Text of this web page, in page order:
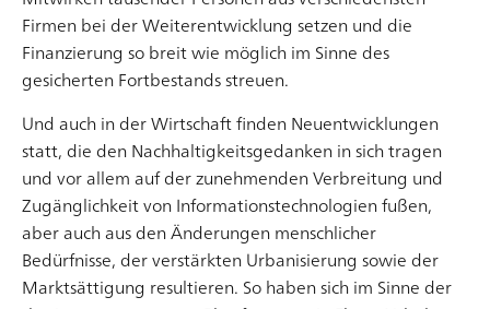
Auf der Suche nach Informationen helfen uns online
sogenannte Algorithmen dabei, schnell und ohne
große Mühen an Ergebnisse zu kommen. Im Zeitalter
von Social Media und Big Data greifen diese
Algorithmen aber nicht mehr nur auf die
(Such-)Eingabe zurück, sondern bedienen sich aller
Informationen, die ein Nutzer auf einer Plattform oder
teils auf seinem gesamten […]
Artikel lesen
Firmen bei der Weiterentwicklung setzen und die
Finanzierung so breit wie möglich im Sinne des
gesicherten Fortbestands streuen.
Und auch in der Wirtschaft finden Neuentwicklungen
statt, die den Nachhaltigkeitsgedanken in sich tragen
und vor allem auf der zunehmenden Verbreitung und
Zugänglichkeit von Informationstechnologien fußen,
aber auch aus den Änderungen menschlicher
Bedürfnisse, der verstärkten Urbanisierung sowie der
Marktsättigung resultieren. So haben sich im Sinne der